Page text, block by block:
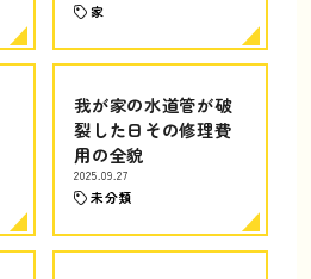
家
我が家の水道管が破
裂した日その修理費
用の全貌
2025.09.27
未分類